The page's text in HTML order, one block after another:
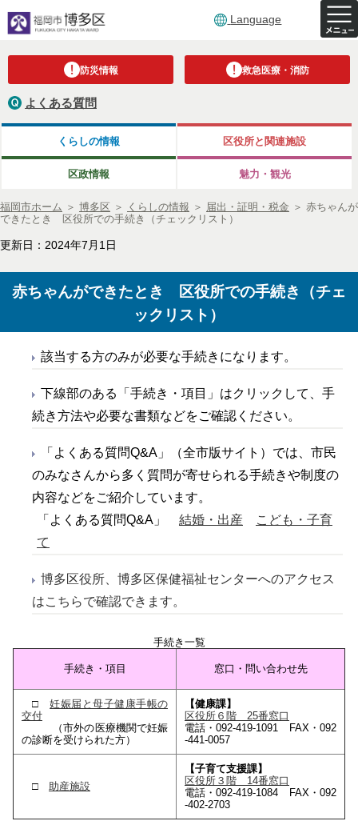
Language
防災情報 救急医療・消防
よくある質問
くらしの情報 区役所と関連施設
区政情報 魅力・観光
福岡市ホーム ＞ 博多区 ＞ くらしの情報 ＞ 届出・証明・税金 ＞ 赤ちゃんが
できたとき 区役所での手続き（チェックリスト）
更新日：2024年7月1日
赤ちゃんができたとき 区役所での手続き（チェ
ックリスト）
該当する方のみが必要な手続きになります。
下線部のある「手続き・項目」はクリックして、手
続き方法や必要な書類などをご確認ください。
「よくある質問Q&A」（全市版サイト）では、市民
のみなさんから多く質問が寄せられる手続きや制度の
内容などをご紹介しています。
「よくある質問Q&A」 結婚・出産
こども・子育
て
博多区役所、博多区保健福祉センターへのアクセス
はこちらで確認できます。
手続き一覧
手続き・項目 窓口・問い合わせ先
□妊娠届と母子健康手帳の
交付
（市外の医療機関で妊娠
の診断を受けられた方）
【健康課】
区役所６階 25番窓口
電話・092-419-1091 FAX・092
-441-0057
□ 助産施設
【子育て支援課】
区役所３階 14番窓口
電話・092-419-1084 FAX・092
-402-2703